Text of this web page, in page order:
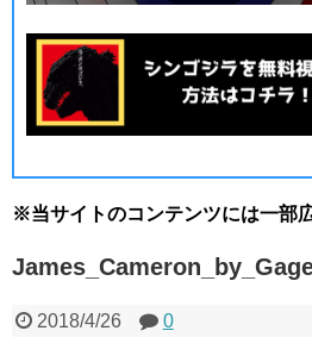
※当サイトのコンテンツには一部
2018/4/26 0